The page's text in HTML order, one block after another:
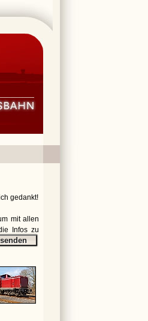
gedankt!
mit allen
Infos zu